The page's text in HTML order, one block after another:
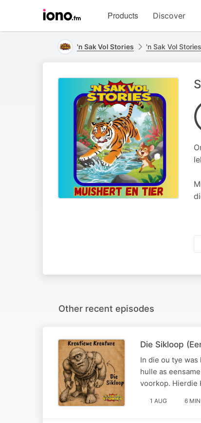
homepage
Products Discover
'n Sak Vol Stories 'n Sak Vol Stories
Other recent episodes
Die Sikloop
In die ou tye
hulle as
voorkop. Hierdie
1 AUG 6 MIN